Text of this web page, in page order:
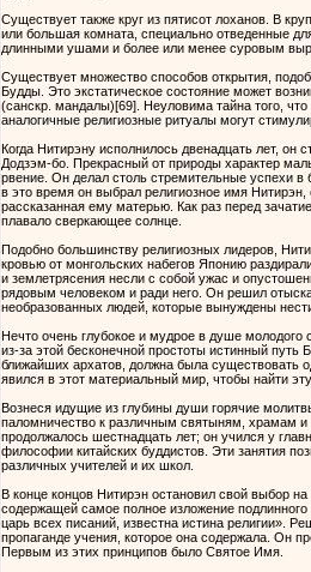
Существует также круг из пятисот лоханов. В
или большая комната, специально отведенные
длинными ушами и более или менее суровым
Существует множество способов открытия,
Будды. Это экстатическое состояние может
(санскр. мандалы)[69]. Неуловима тайна того,
аналогичные религиозные ритуалы могут
Когда Нитирэну исполнилось двенадцать лет, он
Додзэм-бо. Прекрасный от природы характер
рвение. Он делал столь стремительные успехи
в это время он выбрал религиозное имя
рассказанная ему матерью. Как раз перед
плавало сверкающее солнце.
Подобно большинству религиозных лидеров,
кровью от монгольских набегов Японию
и землетрясения несли с собой ужас и
рядовым человеком и ради него. Он решил
необразованных людей, которые вынуждены
Нечто очень глубокое и мудрое в душе
из-за этой бесконечной простоты истинный
ближайших архатов, должна была существовать
явился в этот материальный мир, чтобы найти
Вознеся идущие из глубины души горячие
паломничество к различным святыням, храмам и
продолжалось шестнадцать лет; он учился у
философии китайских буддистов. Эти занятия
различных учителей и их школ.
В конце концов Нитирэн остановил свой выбор
содержащей самое полное изложение
царь всех писаний, известна истина религии».
пропаганде учения, которое она содержала. Он
Первым из этих принципов было Святое Имя.